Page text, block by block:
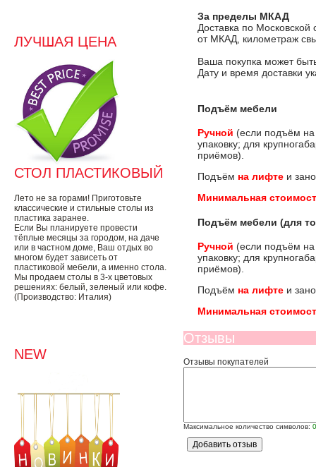
ЛУЧШАЯ ЦЕНА
СТОЛ ПЛАСТИКОВЫЙ
Лето не за горами! Приготовьте
классические и стильные столы из
пластика заранее.
Если Вы планируете провести
тёплые месяцы за городом, на даче
или в частном доме, Ваш отдых во
многом будет зависеть от
пластиковой мебели, а именно стола.
Мы продаем столы в 3-х цветовых
решениях: белый, зеленый или кофе.
(Производство: Италия)
NEW
За пределы МКАД
Доставка по
от МКАД, километраж
Ваша покупка может
Дату и время доставки
Подъём мебели
Ручной (если подъём
упаковку; для
приёмов).
Подъём на лифте и
Минимальная
Подъём мебели (для
Ручной (если подъём
упаковку; для
приёмов).
Подъём на лифте и
Минимальная
Отзывы
Отзывы покупателей
Максимальное количество символов: 0